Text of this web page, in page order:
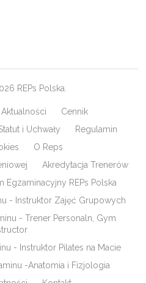
REPs Polska.
Aktualności
Cennik
i Uchwały
Regulamin
O Reps
Akredytacja Trenerów
Egzaminacyjny REPs Polska
- Instruktor Zajęć Grupowych
- Trener Personaln, Gym
- Instruktor Pilates na Macie
-Anatomia i Fizjologia